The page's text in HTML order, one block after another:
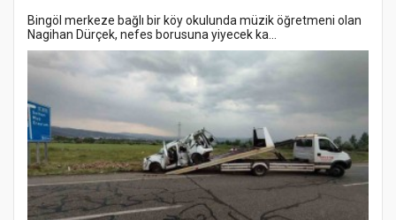
Bingöl merkeze bağlı bir köy okulunda müzik öğretmeni olan
Nagihan Dürçek, nefes borusuna yiyecek ka...